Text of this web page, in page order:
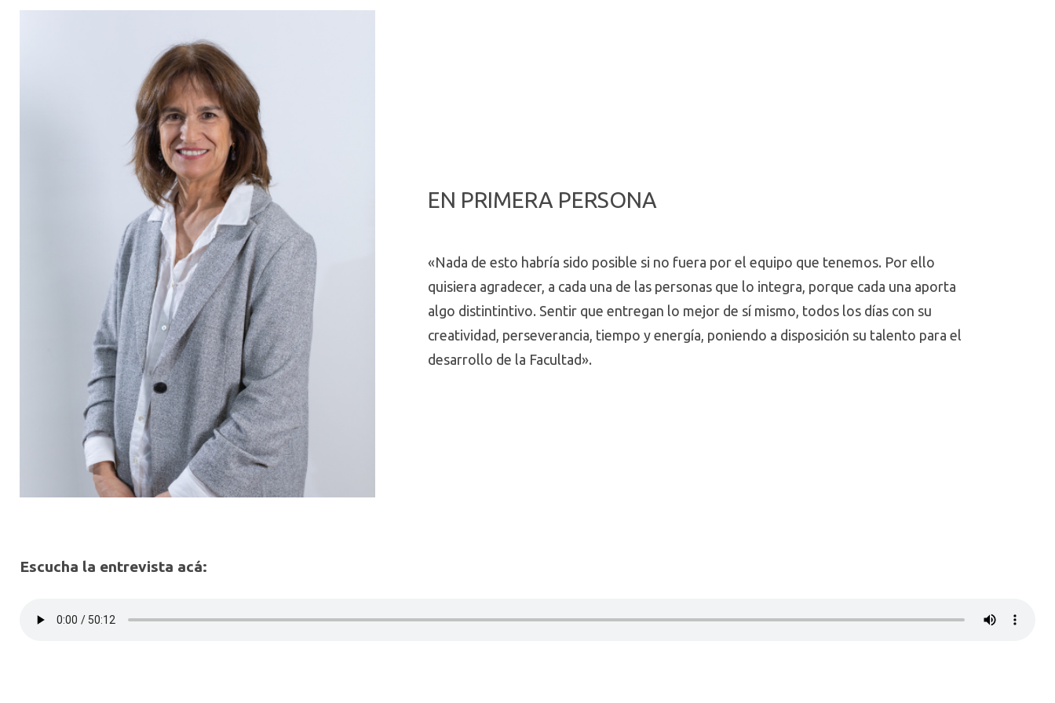
EN PRIMERA PERSONA
«Nada de esto habría sido posible si no fuera por el equipo que tenemos. Por ello
quisiera agradecer, a cada una de las personas que lo integra, porque cada una aporta
algo distintintivo. Sentir que entregan lo mejor de sí mismo, todos los días con su
creatividad, perseverancia, tiempo y energía, poniendo a disposición su talento para el
desarrollo de la Facultad».
Escucha la entrevista acá: